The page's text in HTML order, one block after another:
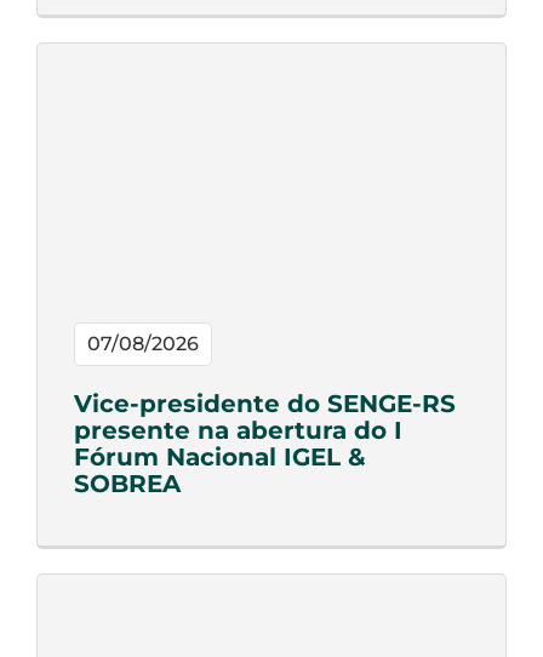
07/08/2026
Vice-presidente do SENGE-RS
presente na abertura do I
Fórum Nacional IGEL &
SOBREA